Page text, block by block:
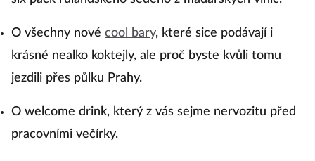
O všechny nové cool bary, které sice podávají i
krásné nealko koktejly, ale proč byste kvůli tomu
jezdili přes půlku Prahy.
O welcome drink, který z vás sejme nervozitu před
pracovními večírky.